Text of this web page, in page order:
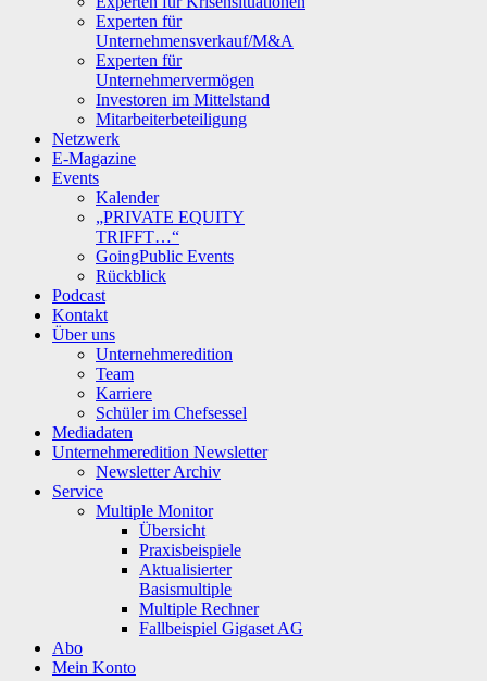
Experten für
Unternehmensverkauf/M&A
Experten für
Unternehmervermögen
Investoren im Mittelstand
Mitarbeiterbeteiligung
Netzwerk
E-Magazine
Events
Kalender
„PRIVATE EQUITY
TRIFFT…“
GoingPublic Events
Rückblick
Podcast
Kontakt
Über uns
Unternehmeredition
Team
Karriere
Schüler im Chefsessel
Mediadaten
Unternehmeredition Newsletter
Newsletter Archiv
Service
Multiple Monitor
Übersicht
Praxisbeispiele
Aktualisierter
Basismultiple
Multiple Rechner
Fallbeispiel Gigaset AG
Abo
Mein Konto